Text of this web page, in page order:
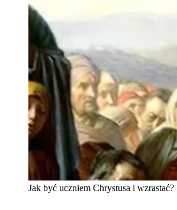
Jak być uczniem Chrystusa i wzrastać?